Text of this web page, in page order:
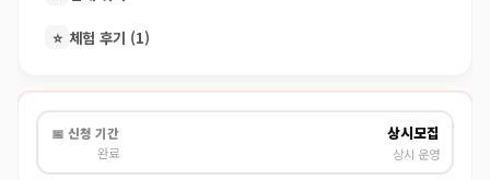
⭐ 체험 후기 (1)
📅 신청 기간
완료
상시모집
상시 운영